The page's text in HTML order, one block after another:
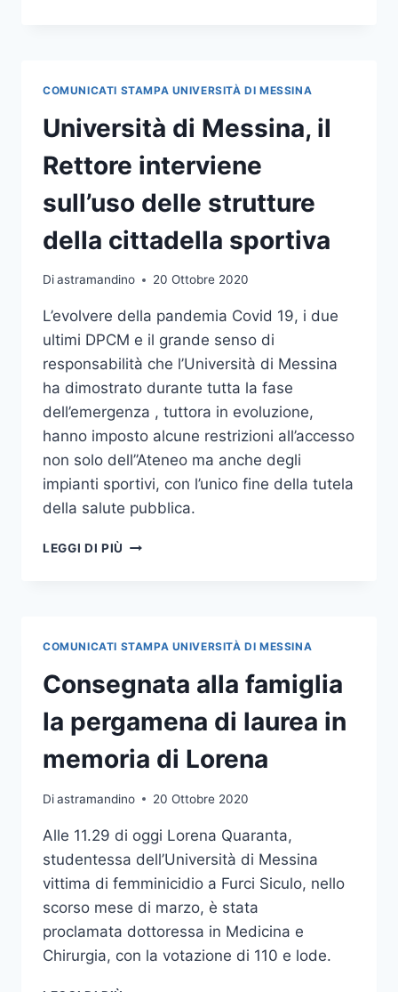
BRIGATA
AOSTA
PER
STRUTTURA
MOBILE
DI
ACCOGLIENZA
AL
COMUNICATI STAMPA UNIVERSITÀ DI MESSINA
Università di Messina, il
Rettore interviene
sull’uso delle strutture
della cittadella sportiva
Diastramandino 20 Ottobre 2020
L’evolvere della pandemia Covid 19, i due
ultimi DPCM e il grande senso di
responsabilità che l’Università di Messina
ha dimostrato durante tutta la fase
dell’emergenza , tuttora in evoluzione,
hanno imposto alcune restrizioni all’accesso
non solo dell’’Ateneo ma anche degli
impianti sportivi, con l’unico fine della tutela
della salute pubblica.
LEGGI DI PIÙ UNIVERSITÀ
STRUTTURE
CITTADELLA
SPORTIVA
COMUNICATI STAMPA UNIVERSITÀ DI MESSINA
Consegnata alla famiglia
la pergamena di laurea in
memoria di Lorena
Diastramandino 20 Ottobre 2020
Alle 11.29 di oggi Lorena Quaranta,
studentessa dell’Università di Messina
vittima di femminicidio a Furci Siculo, nello
scorso mese di marzo, è stata
proclamata dottoressa in Medicina e
Chirurgia, con la votazione di 110 e lode.